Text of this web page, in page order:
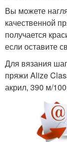
Узоры для
Узоры для
Вязаная
Вы можете
качественной
получается
если оставите
Для вязания
пряжи Alize
акрил, 390 м/